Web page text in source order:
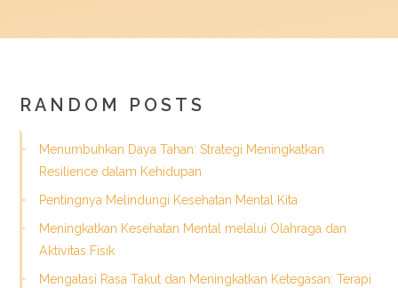
RANDOM POSTS
Menumbuhkan Daya Tahan: Strategi Meningkatkan
Resilience dalam Kehidupan
Pentingnya Melindungi Kesehatan Mental Kita
Meningkatkan Kesehatan Mental melalui Olahraga dan
Aktivitas Fisik
Mengatasi Rasa Takut dan Meningkatkan Ketegasan: Terapi